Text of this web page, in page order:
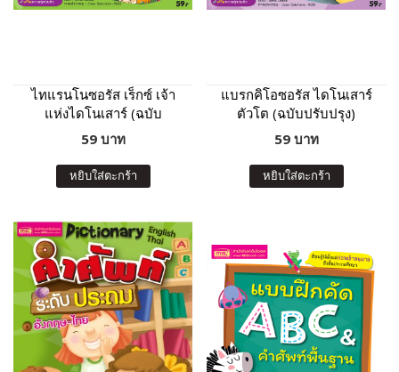
ไทแรนโนซอรัส เร็กซ์ เจ้า
แห่งไดโนเสาร์ (ฉบับ
ปรับปรุง)
59 บาท
หยิบใส่ตะกร้า
แบรกคิโอซอรัส ไดโนเสาร์
ตัวโต (ฉบับปรับปรุง)
59 บาท
หยิบใส่ตะกร้า